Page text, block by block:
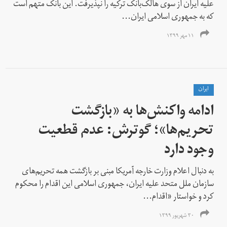
علیه ایران از سوی هالک‌بانک ترکیه را نپذیرفت. این بانک متهم است
که به جمهوری اسلامی ایران...
۱۱ مهر ۱۳۹۹
ايران
ادامه واکنش‌ها به «بازگشت
تحریم‌ها»؛ گوترش: عدم قطعیت
وجود دارد
به دنبال اعلام وزارت خارجه آمریکا مبنی بر بازگشت همه تحریم‌های
سازمان ملل متحد علیه ایران، جمهوری اسلامی این اقدام را محکوم
کرد و خواستار «اقدام...
۳۰ شهریور ۱۳۹۹